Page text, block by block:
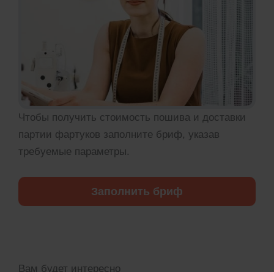
Чтобы получить стоимость пошива и доставки
партии фартуков заполните бриф, указав
требуемые параметры.
Заполнить бриф
Вам будет интересно